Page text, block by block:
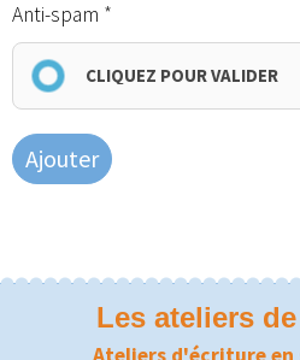
Anti-spam
CLIQUEZ POUR VALIDER
Ajouter
Les ateliers de